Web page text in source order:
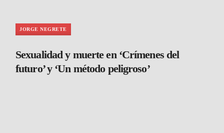
JORGE NEGRETE
Sexualidad y muerte en ‘Crímenes del
futuro’ y ‘Un método peligroso’